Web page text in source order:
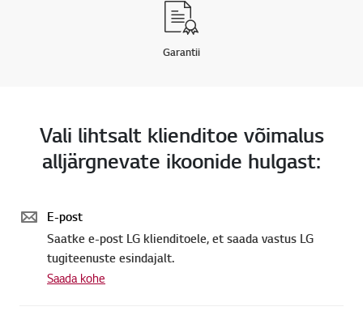
Garantii
Vali lihtsalt klienditoe võimalus
alljärgnevate ikoonide hulgast:
E-post
Saatke e-post LG klienditoele, et saada vastus LG
tugiteenuste esindajalt.
Saada kohe